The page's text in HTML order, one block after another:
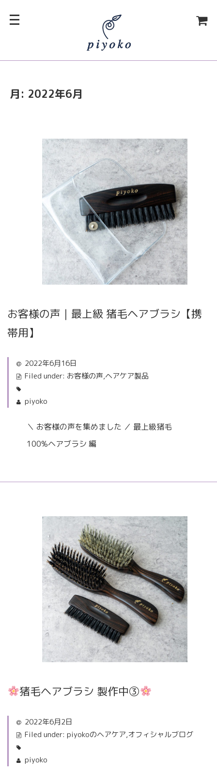
月: 2022年6月
お客様の声｜最上級 猪毛ヘアブラシ【携
帯用】
2022年6月16日
Filed under: お客様の声,ヘアケア製品
piyoko
＼ お客様の声を集めました ／ 最上級猪毛
100%ヘアブラシ 編
猪毛ヘアブラシ 製作中③
2022年6月2日
Filed under: piyokoのヘアケア,オフィシャルブログ
piyoko